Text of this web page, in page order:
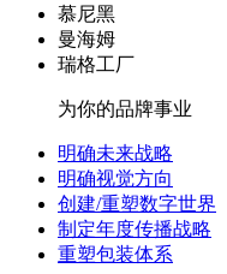
慕尼黑
曼海姆
瑞格工厂
为你的品牌事业
明确未来战略
明确视觉方向
创建/重塑数字世界
制定年度传播战略
重塑包装体系